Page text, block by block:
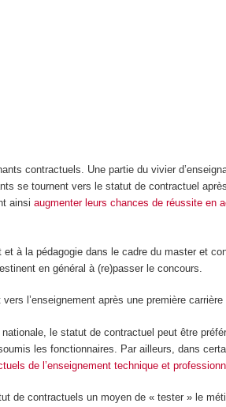
contractuels. Une partie du vivier
se tournent vers le statut de contractuel
ainsiaugmenter leurs chances de réussite en
à la pédagogie dans le cadre du master et
en général à (re)passer le concours.
l’enseignement après une première
le statut de contractuel peut être
les fonctionnaires. Par ailleurs, dans
de l’enseignement technique et
de contractuels un moyen de « tester » le